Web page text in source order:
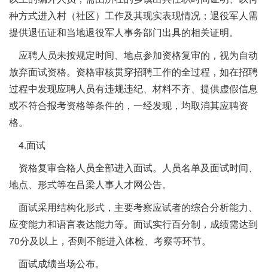
种方式进入村（社区）工作及其现实表现情况；退役军人需
提供退伍证和当地退役军人事务部门出具的相关证明。
应聘人员未按规定时间、地点参加资格复审的，视为自动
放弃面试资格。资格审核贯穿招聘工作的全过程，如在招聘
过程中发现应聘人员有违规违纪、材料不齐、提供虚假信息
或不符合报考资格等条件的，一经发现，均取消其应聘资
格。
4.面试
资格复审合格人员全部进入面试。人员名单及面试时间、
地点、形式等在吕梁人事人才网公告。
面试采用结构化形式，主要考察应试者的综合分析能力、
应变能力和语言表达能力等。面试实行百分制，成绩需达到
70分及以上，否则不能进入体检、考察等环节。
面试成绩当场公布。